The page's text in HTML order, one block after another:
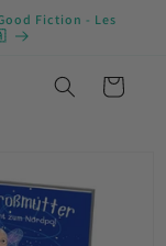
Fiction - Les
Cart